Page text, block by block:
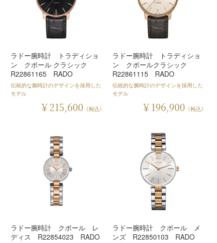
ラドー腕時計 トラディショ
ン クポール クラシック
R22861165 RADO
伝統的な腕時計のデザインを採用した
モデル
￥215,600 （税込）
ラドー腕時計 トラディショ
ン クポールクラシック
R22861115 RADO
伝統的な腕時計のデザインを採用した
モデル
￥196,900 （税込）
ラドー腕時計 クポール レ
ディス R22854023 RADO
ラドー腕時計 クポール メ
ンズ R22850103 RADO